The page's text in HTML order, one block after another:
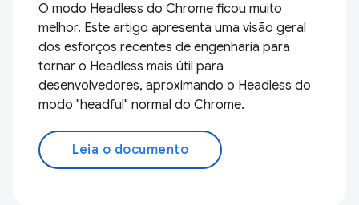
O modo Headless do Chrome ficou muito
melhor. Este artigo apresenta uma visão geral
dos esforços recentes de engenharia para
tornar o Headless mais útil para
desenvolvedores, aproximando o Headless do
modo "headful" normal do Chrome.
Leia o documento